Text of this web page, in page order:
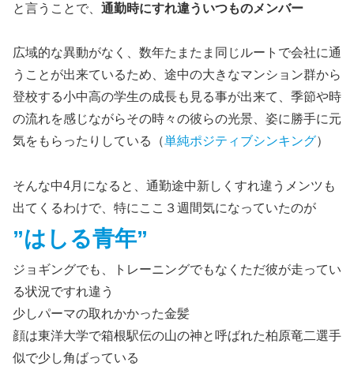
と言うことで、 通勤時にすれ違ういつものメンバー
広域的な異動がなく、数年たまたま同じルートで会社に通
うことが出来ているため、途中の大きなマンション群から
登校する小中高の学生の成長も見る事が出来て、季節や時
の流れを感じながらその時々の彼らの光景、姿に勝手に元
気をもらったりしている（単純ポジティブシンキング）
そんな中4月になると、通勤途中新しくすれ違うメンツも
出てくるわけで、特にここ３週間気になっていたのが
”はしる青年”
ジョギングでも、トレーニングでもなくただ彼が走ってい
る状況ですれ違う
少しパーマの取れかかった金髪
顔は東洋大学で箱根駅伝の山の神と呼ばれた柏原竜二選手
似で少し角ばっている